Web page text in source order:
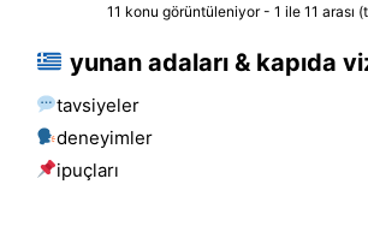
11 konu görüntüleniyor - 1 ile 11 arası
yunan adaları & kapıda
tavsiyeler
deneyimler
i̇puçları